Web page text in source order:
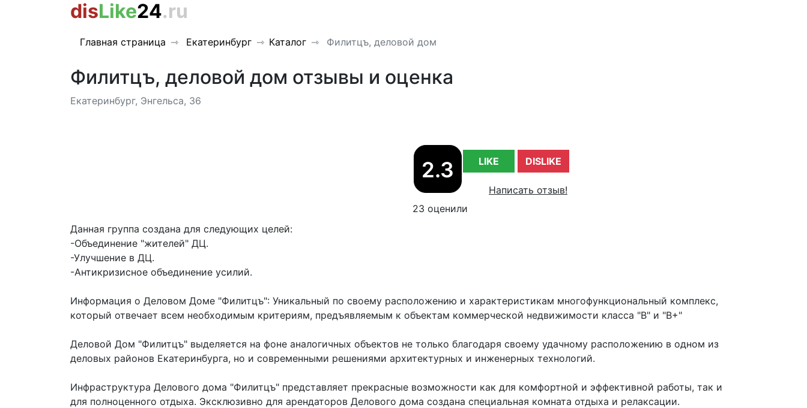
disLike24.ru
Главная страница Екатеринбург Каталог Филитцъ, деловой дом
Филитцъ, деловой дом отзывы и оценка
Екатеринбург, Энгельса, 36
2.3 LIKE DISLIKE
Написать отзыв!
23 оценили
Данная группа создана для следующих целей:
-Объединение "жителей" ДЦ.
-Улучшение в ДЦ.
-Антикризисное объединение усилий.
Информация о Деловом Доме "Филитцъ": Уникальный по своему расположению и характеристикам многофункциональный комплекс,
который отвечает всем необходимым критериям, предъявляемым к объектам коммерческой недвижимости класса "В" и "В+"
Деловой Дом "Филитцъ" выделяется на фоне аналогичных объектов не только благодаря своему удачному расположению в одном из
деловых районов Екатеринбурга, но и современными решениями архитектурных и инженерных технологий.
Инфраструктура Делового дома "Филитцъ" представляет прекрасные возможности как для комфортной и эффективной работы, так и
для полноценного отдыха. Эксклюзивно для арендаторов Делового дома создана специальная комната отдыха и релаксации.